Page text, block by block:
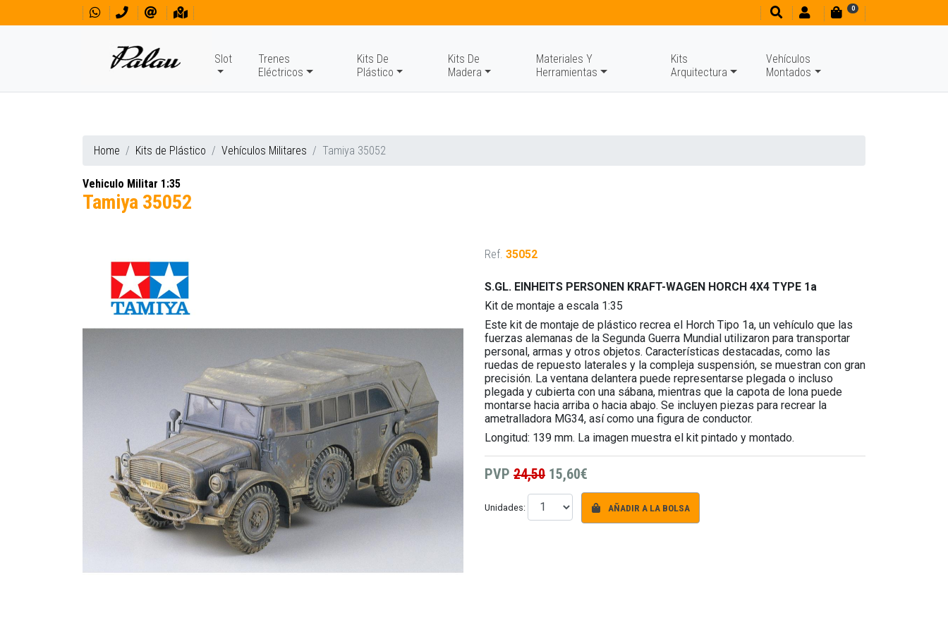
0
Slot
Trenes
Eléctricos
Kits De
Plástico
Kits De
Madera
Materiales Y
Herramientas
Kits
Arquitectura
Vehículos
Montados
Home Kits de Plástico Vehículos Militares Tamiya 35052
Vehiculo Militar 1:35
Tamiya 35052
Ref. 35052
S.GL. EINHEITS PERSONEN KRAFT-WAGEN HORCH 4X4 TYPE 1a
Kit de montaje a escala 1:35
Este kit de montaje de plástico recrea el Horch Tipo 1a, un vehículo que las
fuerzas alemanas de la Segunda Guerra Mundial utilizaron para transportar
personal, armas y otros objetos. Características destacadas, como las
ruedas de repuesto laterales y la compleja suspensión, se muestran con gran
precisión. La ventana delantera puede representarse plegada o incluso
plegada y cubierta con una sábana, mientras que la capota de lona puede
montarse hacia arriba o hacia abajo. Se incluyen piezas para recrear la
ametralladora MG34, así como una figura de conductor.
Longitud: 139 mm. La imagen muestra el kit pintado y montado.
PVP 24,50 15,60€
Unidades: AÑADIR A LA BOLSA